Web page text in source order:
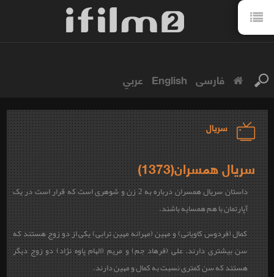
فارسی English عربي
سریال
سریال همسران(1373)
داستان سریال همسران درباره به 2 زن و شوهری است که قرار است در یک
آپارتمان با هم همسایه باشند.
کمال (فردوس کاویانی) و مهین (مهرانه مهین ترابی) یکی از دو زوج‌ هستند که
سن بیشتری دارند. علی (فرهاد جم) و مریم (الهام پاوه نژاد) دو زوج دیگر
هستند که سن کمتری نسبت به کمال و مهین دارند.